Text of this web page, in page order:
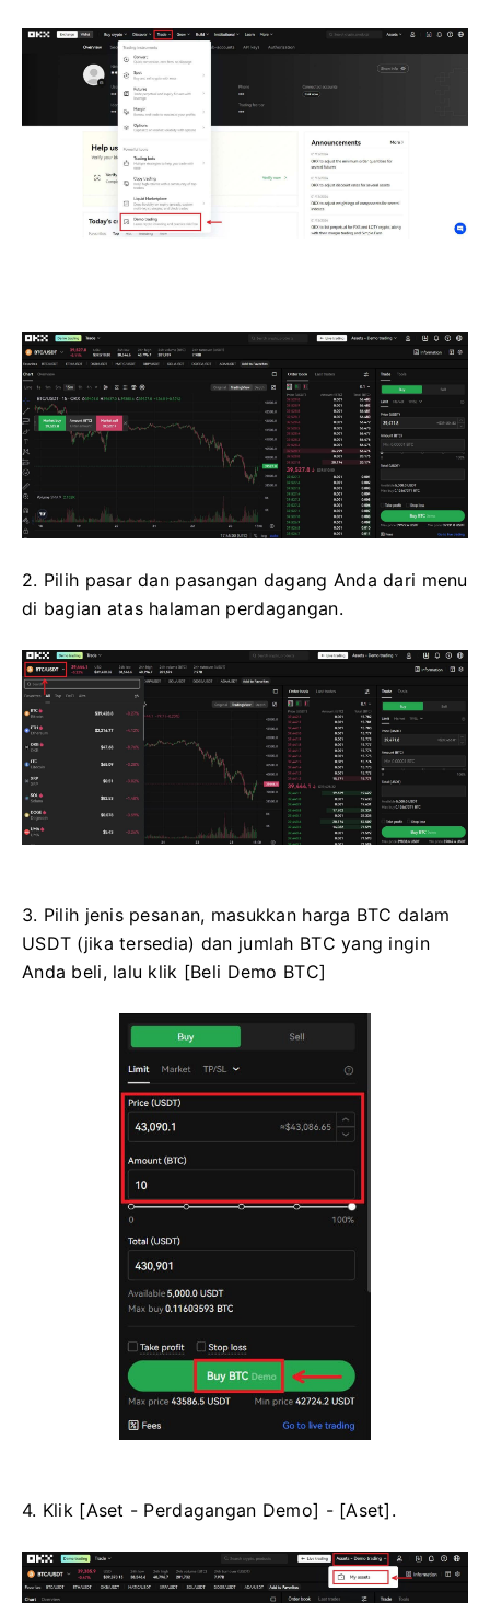
2. Pilih pasar dan pasangan dagang Anda dari menu
di bagian atas halaman perdagangan.
3. Pilih jenis pesanan, masukkan harga BTC dalam
USDT (jika tersedia) dan jumlah BTC yang ingin
Anda beli, lalu klik [Beli Demo BTC]
4. Klik [Aset - Perdagangan Demo] - [Aset].